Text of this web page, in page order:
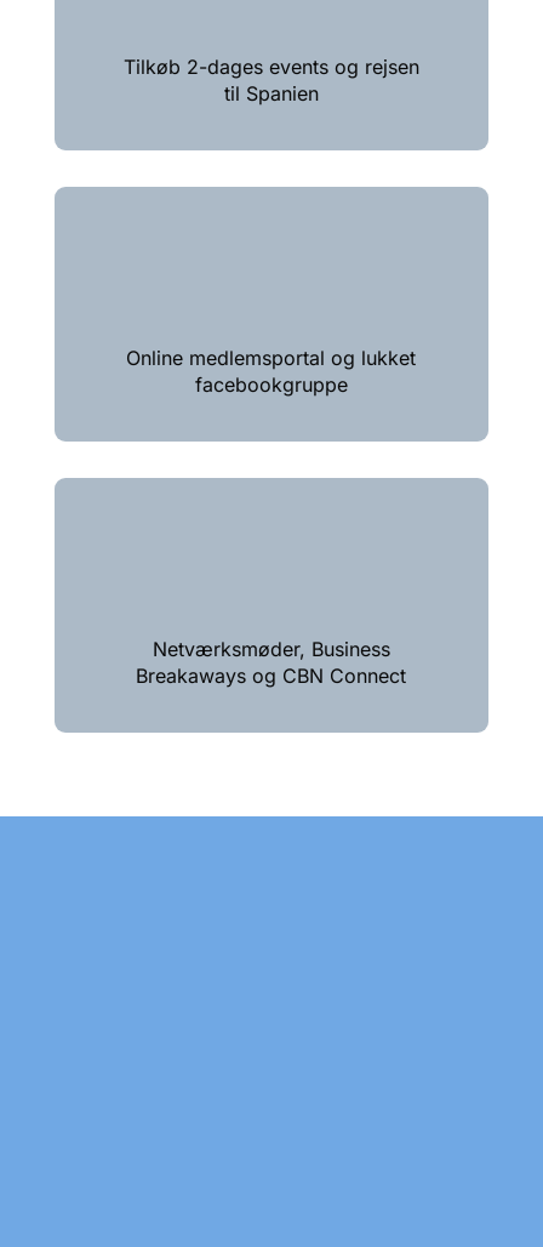
Tilkøb 2-dages events og rejsen
til Spanien
Online medlemsportal og lukket
facebookgruppe
Netværksmøder, Business
Breakaways og CBN Connect